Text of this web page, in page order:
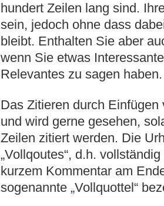
hundert Zeilen lang sind.
sein, jedoch ohne dass
bleibt. Enthalten Sie aber
wenn Sie etwas
Relevantes zu sagen haben.
Das Zitieren durch
und wird gerne gesehen,
Zeilen zitiert werden. Die
„Vollqoutes“, d.h.
kurzem Kommentar am
sogenannte „Vollquottel“